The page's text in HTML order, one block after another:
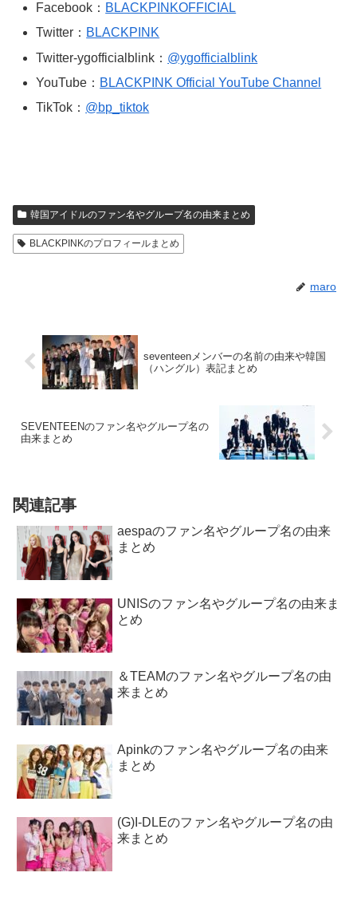
Facebook： BLACKPINKOFFICIAL
Twitter： BLACKPINK
Twitter-ygofficialblink： @ygofficialblink
YouTube： BLACKPINK Official YouTube Channel
TikTok： @bp_tiktok
韓国アイドルのファン名やグループ名の由来まとめ
BLACKPINKのプロフィールまとめ
maro
seventeenメンバーの名前の由来や韓国
（ハングル）表記まとめ
SEVENTEENのファン名やグループ名の
由来まとめ
関連記事
aespaのファン名やグループ名の由来
まとめ
UNISのファン名やグループ名の由来ま
とめ
＆TEAMのファン名やグループ名の由
来まとめ
Apinkのファン名やグループ名の由来
まとめ
(G)I-DLEのファン名やグループ名の由
来まとめ